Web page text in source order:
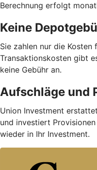
Berechnung erfolgt
Keine
Sie zahlen nur die Kosten
Trans­aktions­kosten gibt
keine Gebühr an.
Aufschläge und
Union Investment
und investiert
wieder in Ihr Investment.